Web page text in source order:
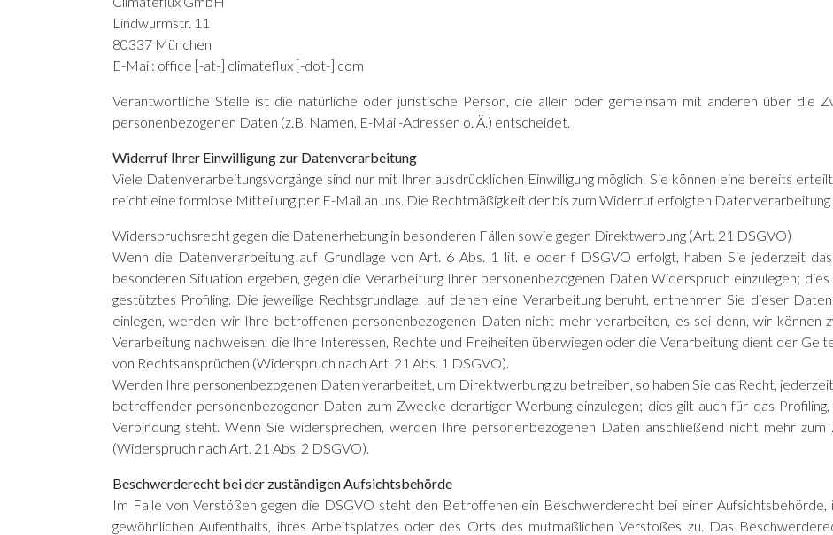
Lindwurmstr. 11
80337 München
E-Mail: office [-at-] climateflux [-dot-] com
Verantwortliche Stelle ist die natürliche oder juristische Person, die allein oder gemeinsam mit anderen über die
personenbezogenen Daten (z.B. Namen, E-Mail-Adressen o. Ä.) entscheidet.
Widerruf Ihrer Einwilligung zur Datenverarbeitung
Viele Datenverarbeitungsvorgänge sind nur mit Ihrer ausdrücklichen Einwilligung möglich. Sie können eine bereits
reicht eine formlose Mitteilung per E-Mail an uns. Die Rechtmäßigkeit der bis zum Widerruf erfolgten
Widerspruchsrecht gegen die Datenerhebung in besonderen Fällen sowie gegen Direktwerbung (Art. 21 DSGVO)
Wenn die Datenverarbeitung auf Grundlage von Art. 6 Abs. 1 lit. e oder f DSGVO erfolgt, haben Sie jederzeit
besonderen Situation ergeben, gegen die Verarbeitung Ihrer personenbezogenen Daten Widerspruch einzulegen;
gestütztes Profiling. Die jeweilige Rechtsgrundlage, auf denen eine Verarbeitung beruht, entnehmen Sie dieser
einlegen, werden wir Ihre betroffenen personenbezogenen Daten nicht mehr verarbeiten, es sei denn, wir können
Verarbeitung nachweisen, die Ihre Interessen, Rechte und Freiheiten überwiegen oder die Verarbeitung dient der
von Rechtsansprüchen (Widerspruch nach Art. 21 Abs. 1 DSGVO).
Werden Ihre personenbezogenen Daten verarbeitet, um Direktwerbung zu betreiben, so haben Sie das Recht,
betreffender personenbezogener Daten zum Zwecke derartiger Werbung einzulegen; dies gilt auch für das
Verbindung steht. Wenn Sie widersprechen, werden Ihre personenbezogenen Daten anschließend nicht mehr
(Widerspruch nach Art. 21 Abs. 2 DSGVO).
Beschwerderecht bei der zuständigen Aufsichtsbehörde
Im Falle von Verstößen gegen die DSGVO steht den Betroffenen ein Beschwerderecht bei einer
gewöhnlichen Aufenthalts, ihres Arbeitsplatzes oder des Orts des mutmaßlichen Verstoßes zu. Das